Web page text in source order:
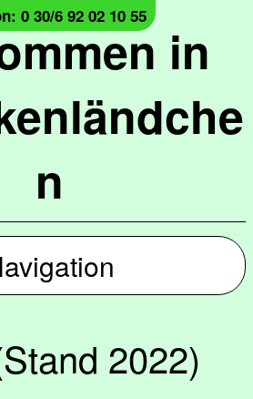
in
n
0 30/6 92 02 10 55
2022)